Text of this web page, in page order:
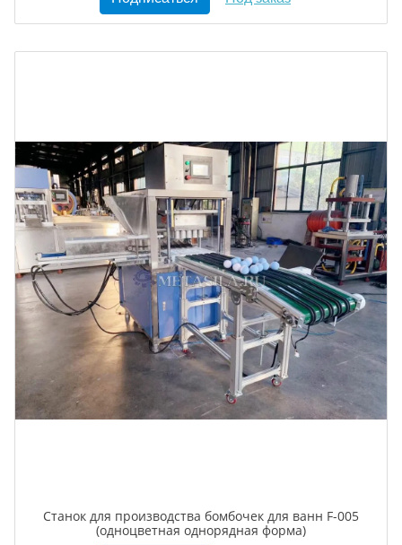
Станок для производства бомбочек для ванн F-005
(одноцветная однорядная форма)